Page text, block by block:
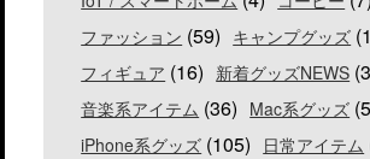
ファッション (59) キャンプグッズ
フィギュア (16) 新着グッズNEWS
音楽系アイテム (36) Mac系グッズ
iPhone系グッズ (105) 日常アイテム